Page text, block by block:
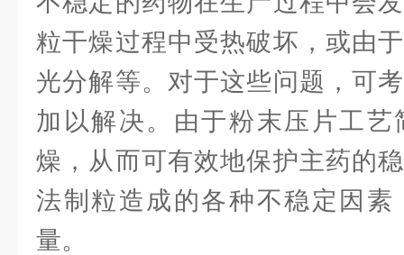
粒干燥过程中受热破坏，或由
光分解等。对于这些问题，可
加以解决。由于粉末压片工
燥，从而可有效地保护主药的
法制粒造成的各种不稳定因素
量。